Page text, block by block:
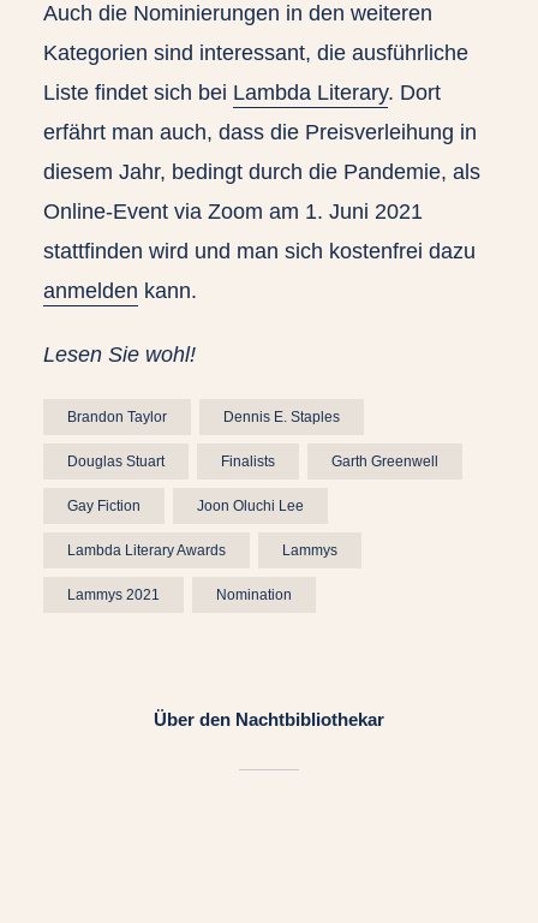
Auch die Nominierungen in den weiteren
Kategorien sind interessant, die ausführliche
Liste findet sich bei Lambda Literary. Dort
erfährt man auch, dass die Preisverleihung in
diesem Jahr, bedingt durch die Pandemie, als
Online-Event via Zoom am 1. Juni 2021
stattfinden wird und man sich kostenfrei dazu
anmelden kann.
Lesen Sie wohl!
Brandon Taylor Dennis E. Staples
Douglas Stuart Finalists Garth Greenwell
Gay Fiction Joon Oluchi Lee
Lambda Literary Awards Lammys
Lammys 2021 Nomination
Über den Nachtbibliothekar